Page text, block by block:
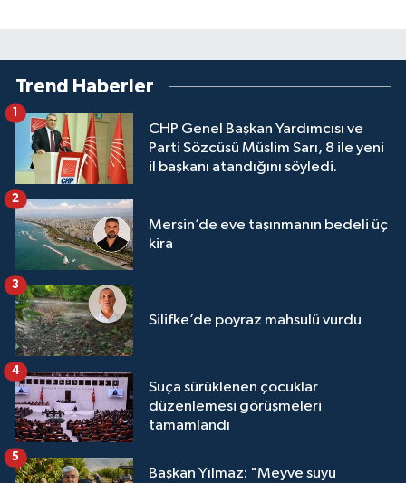
Trend Haberler
CHP Genel Başkan Yardımcısı ve
Parti Sözcüsü Müslim Sarı, 8 ile yeni
il başkanı atandığını söyledi.
1
Mersin’de eve taşınmanın bedeli üç
kira
2
Silifke’de poyraz mahsulü vurdu
3
Suça sürüklenen çocuklar
düzenlemesi görüşmeleri
tamamlandı
4
Başkan Yılmaz: "Meyve suyu
5